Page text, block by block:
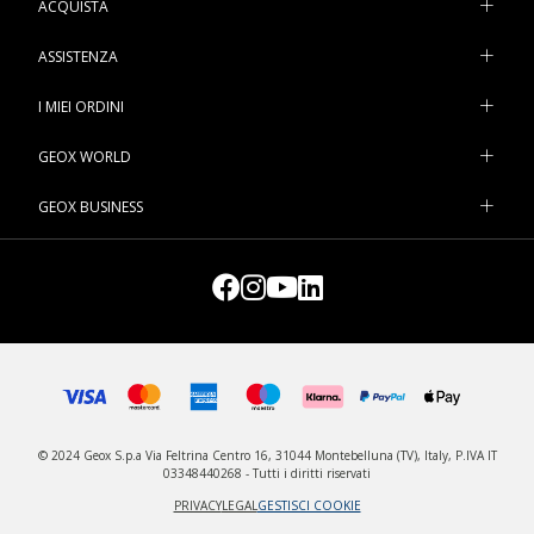
ACQUISTA
ASSISTENZA
I MIEI ORDINI
GEOX WORLD
GEOX BUSINESS
© 2024 Geox S.p.a Via Feltrina Centro 16, 31044 Montebelluna (TV), Italy, P.IVA IT
03348440268 - Tutti i diritti riservati
PRIVACYLEGAL GESTISCI COOKIE